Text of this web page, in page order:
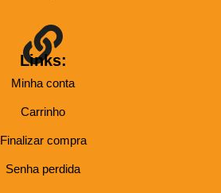
Links:
Minha conta
Carrinho
Finalizar compra
Senha perdida